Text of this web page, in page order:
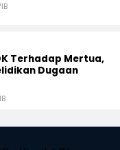
Terhadap Mertua,
Dugaan